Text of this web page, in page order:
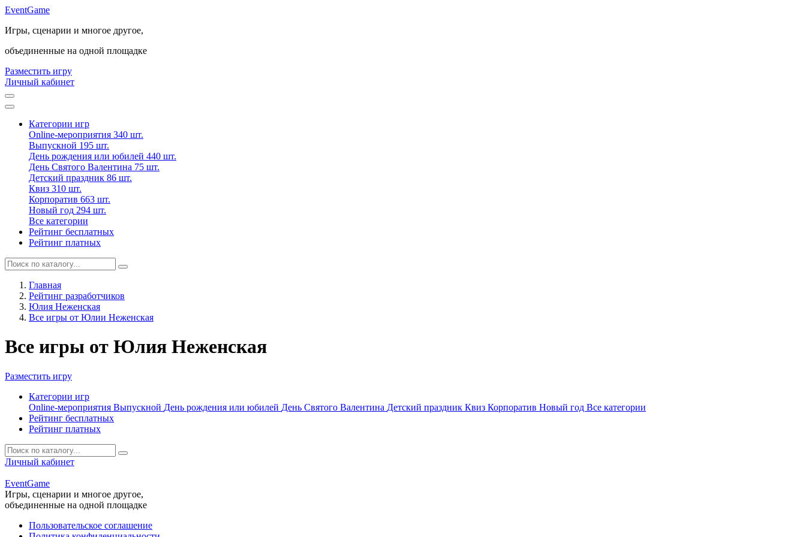
EventGame
Игры, сценарии и многое другое,
объединенные на одной площадке
Разместить игру
Личный кабинет
Категории игр
Online-мероприятия 340 шт.
Выпускной 195 шт.
День рождения или юбилей 440 шт.
День Святого Валентина 75 шт.
Детский праздник 86 шт.
Квиз 310 шт.
Корпоратив 663 шт.
Новый год 294 шт.
Все категории
Рейтинг бесплатных
Рейтинг платных
Главная
Рейтинг разработчиков
Юлия Неженская
Все игры от Юлии Неженская
Все игры от Юлия Неженская
Разместить игру
Категории игр
Online-мероприятия Выпускной День рождения или юбилей День Святого Валентина Детский праздник Квиз Корпоратив Новый год Все категории
Рейтинг бесплатных
Рейтинг платных
Личный кабинет
EventGame
Игры, сценарии и многое другое,
объединенные на одной площадке
Пользовательское соглашение